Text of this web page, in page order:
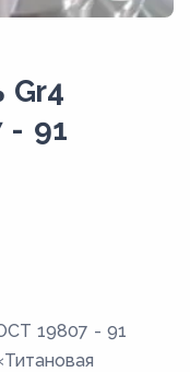
Gr4
- 91
19807 - 91